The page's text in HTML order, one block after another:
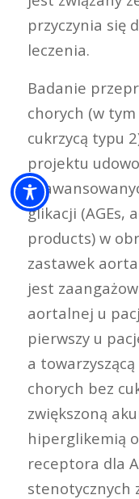
przyczynia się
leczenia.
Badanie
chorych (w
cukrzycą typu
projektu
glikacji (AGEs,
products) w
zastawek
jest
aortalnej u
pierwszy u
a
chorych bez
zwiększoną
hiperglikemią
receptora dla
stenotycznych